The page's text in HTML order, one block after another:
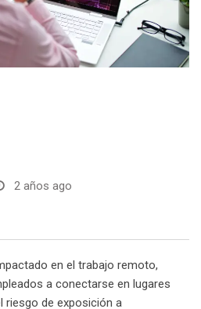
2 años ago
en el trabajo remoto,
a conectarse en lugares
riesgo de exposición a